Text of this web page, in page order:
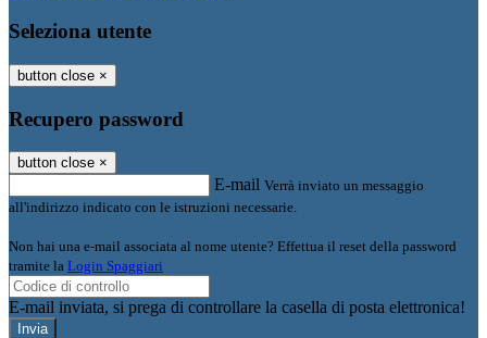
Seleziona utente
button close ×
Recupero password
button close ×
E-mail Verrà inviato un messaggio
all'indirizzo indicato con le istruzioni necessarie.
Non hai una e-mail associata al nome utente? Effettua il reset della password
tramite la Login Spaggiari
E-mail inviata, si prega di controllare la casella di posta elettronica!